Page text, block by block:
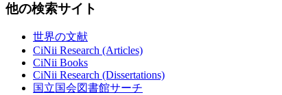
他の検索サイト
世界の文献
CiNii Research (Articles)
CiNii Books
CiNii Research (Dissertations)
国立国会図書館サーチ